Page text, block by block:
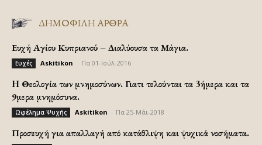
ΔΗΜΟΦΙΛΗ ΑΡΘΡΑ
Ευχή Αγίου Κυπριανού – Διαλύουσα τα Μάγια.
Ευχές Askitikon Πα 01-Ιούλ-2016
H Θεολογία των μνημοσύνων. Γιατι τελούνται τα 3ήμερα και τα
9μερα μνημόσυνα.
Ωφέλημα Ψυχής Askitikon Πα 25-Μάι-2018
Προσευχή για απαλλαγή από κατάθλιψη και ψυχικά νοσήματα.